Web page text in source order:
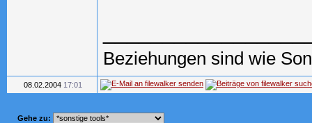
Beziehungen sind wie
08.02.2004 17:01
Gehe zu: